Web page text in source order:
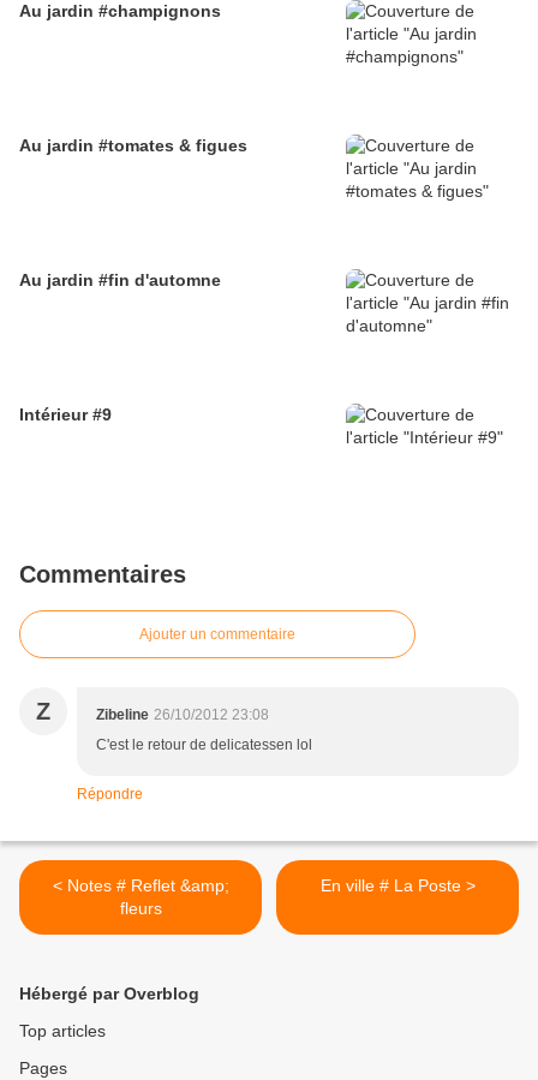
Au jardin #champignons
Au jardin #tomates & figues
Au jardin #fin d'automne
Intérieur #9
Commentaires
Ajouter un commentaire
Z Zibeline 26/10/2012 23:08
C'est le retour de delicatessen lol
Répondre
< Notes # Reflet &amp;
fleurs
En ville # La Poste >
Hébergé par Overblog
Top articles
Pages